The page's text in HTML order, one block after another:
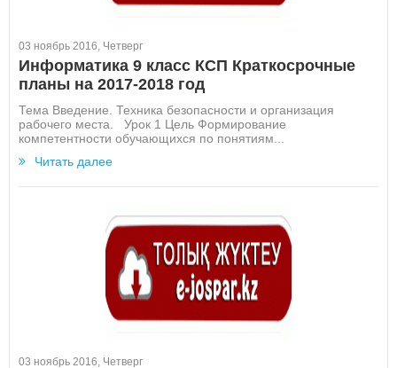
03 ноябрь 2016, Четверг
Информатика 9 класс КСП Краткосрочные
планы на 2017-2018 год
Тема Введение. Техника безопасности и организация
рабочего места. Урок 1 Цель Формирование
компетентности обучающихся по понятиям...
Читать далее
03 ноябрь 2016, Четверг